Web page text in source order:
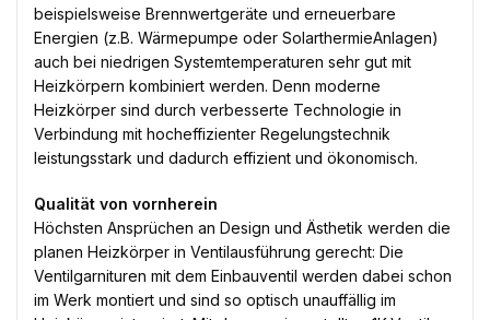
beispielsweise Brennwertgeräte und erneuerbare
Energien (z.B. Wärmepumpe oder SolarthermieAnlagen)
auch bei niedrigen Systemtemperaturen sehr gut mit
Heizkörpern kombiniert werden. Denn moderne
Heizkörper sind durch verbesserte Technologie in
Verbindung mit hocheffizienter Regelungstechnik
leistungsstark und dadurch effizient und ökonomisch.
Qualität von vornherein
Höchsten Ansprüchen an Design und Ästhetik werden die
planen Heizkörper in Ventilausführung gerecht: Die
Ventilgarnituren mit dem Einbauventil werden dabei schon
im Werk montiert und sind so optisch unauffällig im